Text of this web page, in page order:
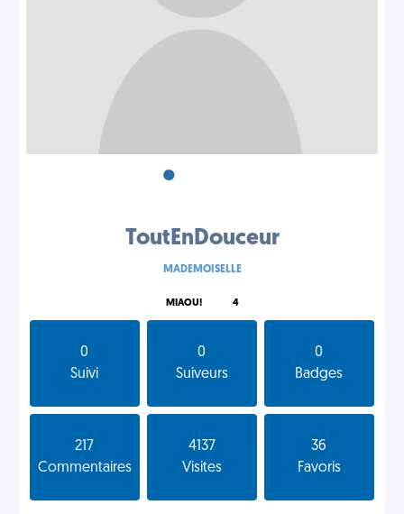
•
ToutEnDouceur
MADEMOISELLE
MIAOU! 4
0
Suivi
0
Suiveurs
0
Badges
217
Commentaires
4137
Visites
36
Favoris